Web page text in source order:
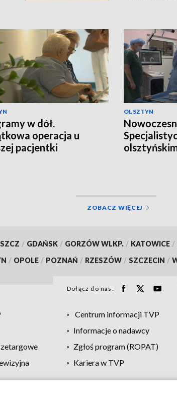
w dół.
operacja u
pacjentki
OLSZTYN
ZOBACZ WIĘCEJ
/ GDAŃSK / GORZÓW WLKP. / KATOWICE /
/ OPOLE / POZNAŃ / RZESZÓW / SZCZECIN /
Dołącz do nas:
Centrum informacji TVP
Informacje o nadawcy
Zgłoś program (ROPAT)
Kariera w TVP